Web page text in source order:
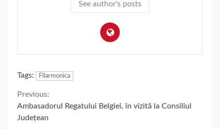
See author's posts
Tags: Filarmonica
Continue
Reading
Previous:
Ambasadorul Regatului Belgiei, în vizită la Consiliul
Județean